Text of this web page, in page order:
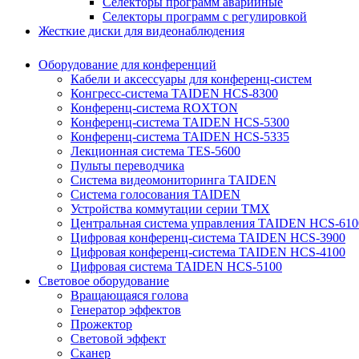
Селекторы программ с регулировкой
Жесткие диски для видеонаблюдения
Оборудование для конференций
Кабели и аксессуары для конференц-систем
Конгресс-система TAIDEN HCS-8300
Конференц-система ROXTON
Конференц-система TAIDEN HCS-5300
Конференц-система TAIDEN HCS-5335
Лекционная система TES-5600
Пульты переводчика
Система видеомониторинга TAIDEN
Система голосования TAIDEN
Устройства коммутации серии TMX
Центральная система управления TAIDEN HCS-
Цифровая конференц-система TAIDEN HCS-3900
Цифровая конференц-система TAIDEN HCS-4100
Цифровая система TAIDEN HCS-5100
Световое оборудование
Вращающаяся голова
Генератор эффектов
Прожектор
Световой эффект
Сканер